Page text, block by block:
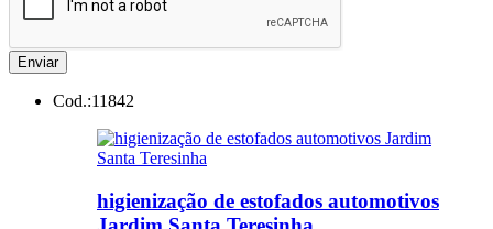
Enviar
Cod.:11842
higienização de estofados automotivos